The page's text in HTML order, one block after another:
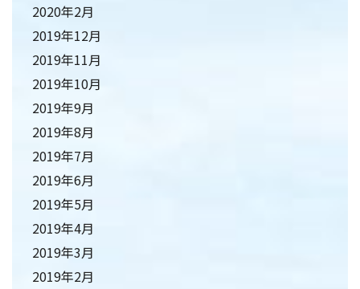
2020年2月
2019年12月
2019年11月
2019年10月
2019年9月
2019年8月
2019年7月
2019年6月
2019年5月
2019年4月
2019年3月
2019年2月